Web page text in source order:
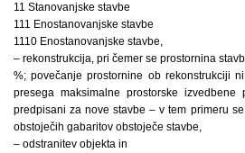
11 Stanovanjske stavbe
111 Enostanovanjske stavbe
1110 Enostanovanjske stavbe,
– rekonstrukcija, pri čemer se prostornina
%; povečanje prostornine ob rekonstrukciji
presega maksimalne prostorske
predpisani za nove stavbe – v tem primeru
obstoječih gabaritov obstoječe stavbe,
– odstranitev objekta in